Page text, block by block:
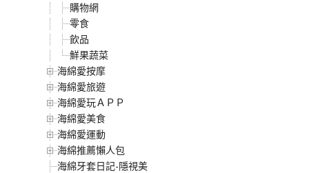
購物網
零食
飲品
鮮果蔬菜
海綿愛按摩
海綿愛旅遊
海綿愛玩ＡＰＰ
海綿愛美食
海綿愛運動
海綿推薦懶人包
海綿牙套日記-隱視美